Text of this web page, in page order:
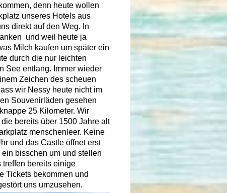
denn heute wollen
unseres Hotels aus
direkt auf den Weg. In
und weil heute ja
Milch kaufen um später ein
durch die nur leichten
See entlang. Immer wieder
Zeichen des scheuen
wir Nessy heute nicht im
Souvenirläden gesehen
25 Kilometer. Wir
bereits über 1500 Jahre alt
menschenleer. Keine
und das Castle öffnet erst
bisschen um und stellen
treffen bereits einige
Tickets bekommen und
uns umzusehen.